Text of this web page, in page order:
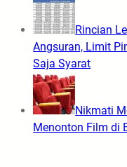
Rincian
Angsuran, Limit
Saja Syarat
Nikmati
Menonton Film di